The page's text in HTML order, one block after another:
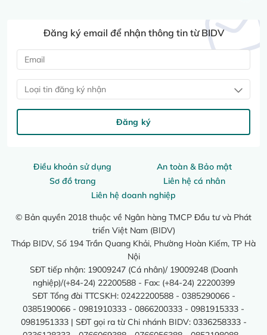
Điều khoản sử dụng
An toàn & Bảo mật
Sơ đồ trang
Liên hệ cá nhân
Liên hệ doanh nghiệp
© Bản quyền 2018 thuộc về Ngân hàng TMCP Đầu tư và Phát
triển Việt Nam (BIDV)
Tháp BIDV, Số 194 Trần Quang Khải, Phường Hoàn Kiếm, TP Hà
Nội
SĐT tiếp nhận: 19009247 (Cá nhân)/ 19009248 (Doanh
nghiệp)/(+84-24) 22200588 - Fax: (+84-24) 22200399
SĐT Tổng đài TTCSKH: 02422200588 - 0385290066 -
0385190066 - 0981910333 - 0866200333 - 0981915333 -
0981951333 | SĐT gọi ra từ Chi nhánh BIDV: 0336258333 -
Đăng ký email để nhận thông tin từ BIDV
Loại tin đăng ký nhận
Đăng ký